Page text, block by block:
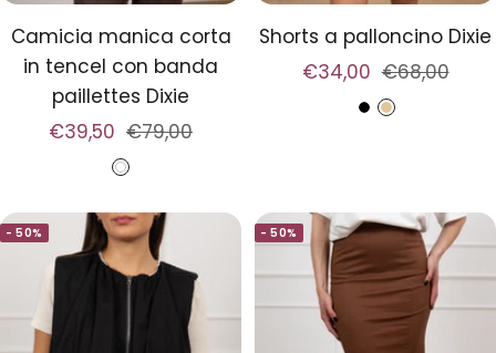
Camicia manica corta
in tencel con banda
paillettes Dixie
Prezzo
€39,50 Prezzo
regolare
€79,00
B
i
a
n
o
Shorts a palloncino Dixie
Prezzo
€34,00 Prezzo
regolare
€68,00
N
o
B
e
- 50% - 50%